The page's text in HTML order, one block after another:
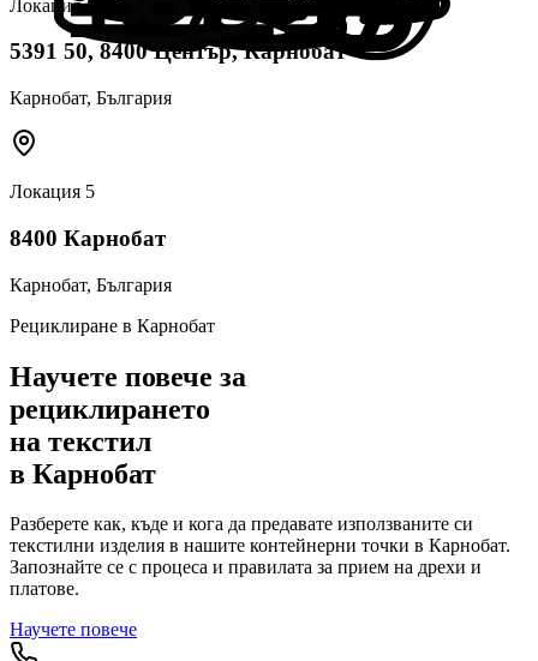
Локация4
5391 50, 8400 Център, Карнобат
Карнобат, България
Локация 5
8400 Карнобат
Карнобат, България
Рециклиране в Карнобат
Научете повече за
рециклирането
на текстил
в Карнобат
Разберете как, къде и кога да предавате използваните си
текстилни изделия в нашите контейнерни точки в Карнобат.
Запознайте се с процеса и правилата за прием на дрехи и
платове.
Научете повече